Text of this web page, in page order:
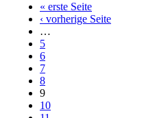
Seiten« erste Seite
‹ vorherige Seite
…
5
6
7
8
9
10